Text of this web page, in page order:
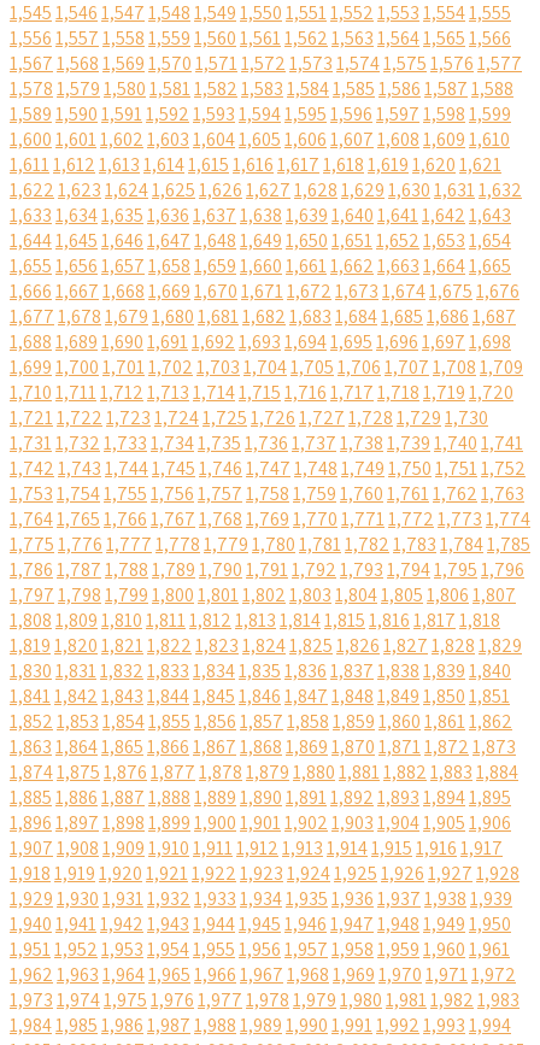
1,5451,5461,5471,5481,5491,5501,5511,5521,5531,5541,555
1,5561,5571,5581,5591,5601,5611,5621,5631,5641,5651,566
1,5671,5681,5691,5701,5711,5721,5731,5741,5751,5761,577
1,5781,5791,5801,5811,5821,5831,5841,5851,5861,5871,588
1,5891,5901,5911,5921,5931,5941,5951,5961,5971,5981,599
1,6001,6011,6021,6031,6041,6051,6061,6071,6081,6091,610
1,6111,6121,6131,6141,6151,6161,6171,6181,6191,6201,621
1,6221,6231,6241,6251,6261,6271,6281,6291,6301,6311,632
1,6331,6341,6351,6361,6371,6381,6391,6401,6411,6421,643
1,6441,6451,6461,6471,6481,6491,6501,6511,6521,6531,654
1,6551,6561,6571,6581,6591,6601,6611,6621,6631,6641,665
1,6661,6671,6681,6691,6701,6711,6721,6731,6741,6751,676
1,6771,6781,6791,6801,6811,6821,6831,6841,6851,6861,687
1,6881,6891,6901,6911,6921,6931,6941,6951,6961,6971,698
1,6991,7001,7011,7021,7031,7041,7051,7061,7071,7081,709
1,7101,7111,7121,7131,7141,7151,7161,7171,7181,7191,720
1,7211,7221,7231,7241,7251,7261,7271,7281,7291,730
1,7311,7321,7331,7341,7351,7361,7371,7381,7391,7401,741
1,7421,7431,7441,7451,7461,7471,7481,7491,7501,7511,752
1,7531,7541,7551,7561,7571,7581,7591,7601,7611,7621,763
1,7641,7651,7661,7671,7681,7691,7701,7711,7721,7731,774
1,7751,7761,7771,7781,7791,7801,7811,7821,7831,7841,785
1,7861,7871,7881,7891,7901,7911,7921,7931,7941,7951,796
1,7971,7981,7991,8001,8011,8021,8031,8041,8051,8061,807
1,8081,8091,8101,8111,8121,8131,8141,8151,8161,8171,818
1,8191,8201,8211,8221,8231,8241,8251,8261,8271,8281,829
1,8301,8311,8321,8331,8341,8351,8361,8371,8381,8391,840
1,8411,8421,8431,8441,8451,8461,8471,8481,8491,8501,851
1,8521,8531,8541,8551,8561,8571,8581,8591,8601,8611,862
1,8631,8641,8651,8661,8671,8681,8691,8701,8711,8721,873
1,8741,8751,8761,8771,8781,8791,8801,8811,8821,8831,884
1,8851,8861,8871,8881,8891,8901,8911,8921,8931,8941,895
1,8961,8971,8981,8991,9001,9011,9021,9031,9041,9051,906
1,9071,9081,9091,9101,9111,9121,9131,9141,9151,9161,917
1,9181,9191,9201,9211,9221,9231,9241,9251,9261,9271,928
1,9291,9301,9311,9321,9331,9341,9351,9361,9371,9381,939
1,9401,9411,9421,9431,9441,9451,9461,9471,9481,9491,950
1,9511,9521,9531,9541,9551,9561,9571,9581,9591,9601,961
1,9621,9631,9641,9651,9661,9671,9681,9691,9701,9711,972
1,9731,9741,9751,9761,9771,9781,9791,9801,9811,9821,983
1,9841,9851,9861,9871,9881,9891,9901,9911,9921,9931,994